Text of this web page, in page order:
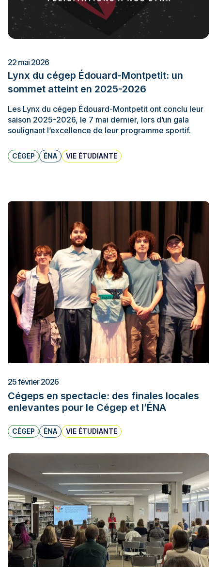
22 mai 2026
Lynx du cégep Édouard-Montpetit: un
sommet atteint en 2025-2026
Les Lynx du cégep Édouard-Montpetit ont conclu leur
saison 2025-2026, le 7 mai dernier, lors d’un gala
soulignant l’excellence de leur programme sportif.
CÉGEP ÉNA VIE ÉTUDIANTE
25 février 2026
Cégeps en spectacle: des finales locales
enlevantes pour le Cégep et l’ÉNA
CÉGEP ÉNA VIE ÉTUDIANTE